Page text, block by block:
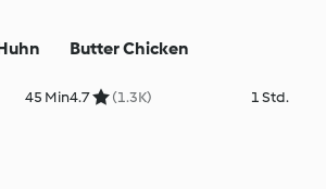
45 Min
Butter Chicken
4.7 (1.3K) 1 Std.